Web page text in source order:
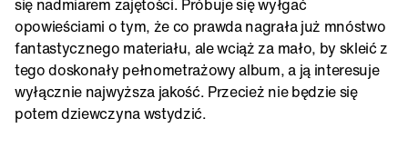
opowieściami o tym, że co prawda nagrała już mnóstwo
fantastycznego materiału, ale wciąż za mało, by skleić z
tego doskonały pełnometrażowy album, a ją interesuje
wyłącznie najwyższa jakość. Przecież nie będzie się
potem dziewczyna wstydzić.